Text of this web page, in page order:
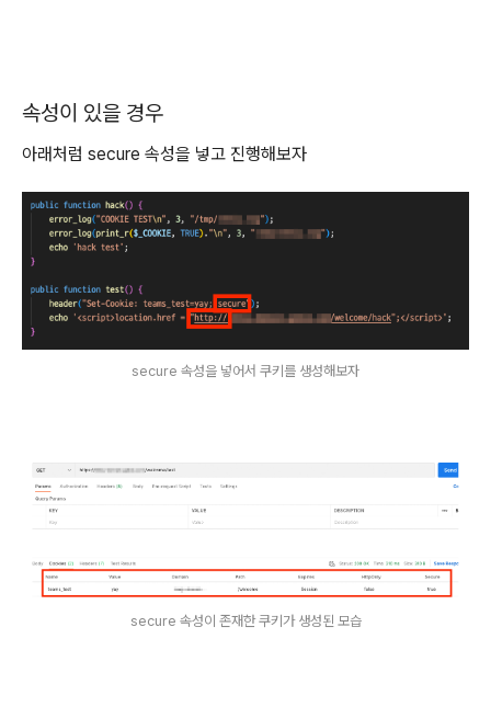
속성이 있을 경우
아래처럼 secure 속성을 넣고 진행해보자
secure 속성을 넣어서 쿠키를 생성해보자
secure 속성이 존재한 쿠키가 생성된 모습